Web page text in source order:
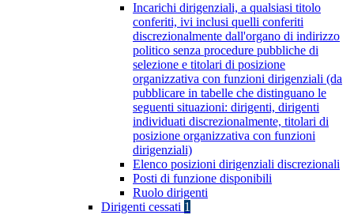
Incarichi dirigenziali, a qualsiasi titolo
conferiti, ivi inclusi quelli conferiti
discrezionalmente dall'organo di indirizzo
politico senza procedure pubbliche di
selezione e titolari di posizione
organizzativa con funzioni dirigenziali (da
pubblicare in tabelle che distinguano le
seguenti situazioni: dirigenti, dirigenti
individuati discrezionalmente, titolari di
posizione organizzativa con funzioni
dirigenziali)
Elenco posizioni dirigenziali discrezionali
Posti di funzione disponibili
Ruolo dirigenti
Dirigenti cessati 1